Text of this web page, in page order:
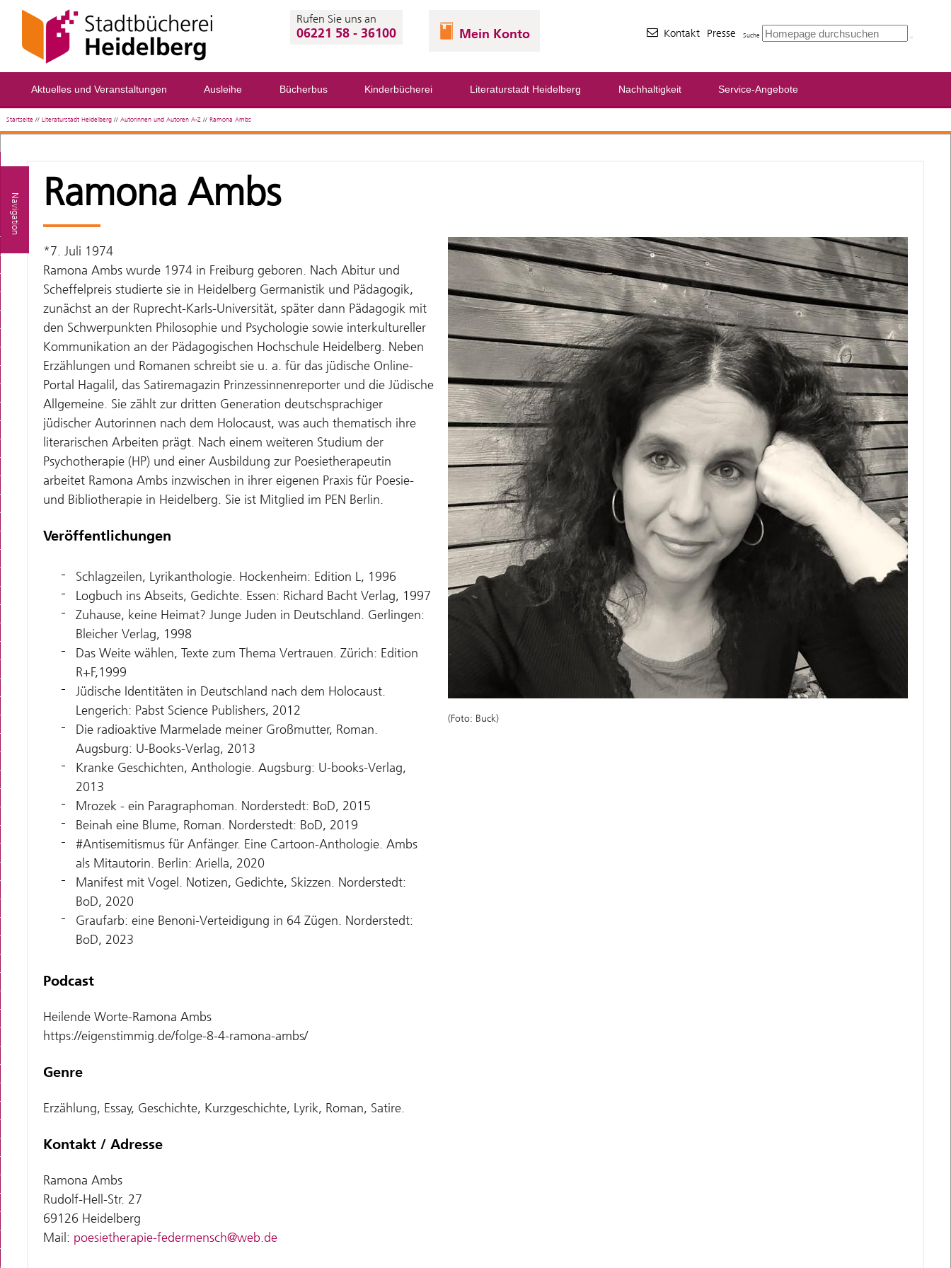
Rufen Sie uns an
06221 58 - 36100 Mein Konto Kontakt Presse Suche
Aktuelles und Veranstaltungen Ausleihe Bücherbus Kinderbücherei Literaturstadt Heidelberg Nachhaltigkeit Service-Angebote
Startseite //Literaturstadt Heidelberg //Autorinnen und Autoren A-Z //Ramona Ambs
Navigation Ramona Ambs
(Foto: Buck)
*7. Juli 1974
Ramona Ambs wurde 1974 in Freiburg geboren. Nach Abitur und
Scheffelpreis studierte sie in Heidelberg Germanistik und Pädagogik,
zunächst an der Ruprecht-Karls-Universität, später dann Pädagogik mit
den Schwerpunkten Philosophie und Psychologie sowie interkultureller
Kommunikation an der Pädagogischen Hochschule Heidelberg. Neben
Erzählungen und Romanen schreibt sie u. a. für das jüdische Online-
Portal Hagalil, das Satiremagazin Prinzessinnenreporter und die Jüdische
Allgemeine. Sie zählt zur dritten Generation deutschsprachiger
jüdischer Autorinnen nach dem Holocaust, was auch thematisch ihre
literarischen Arbeiten prägt. Nach einem weiteren Studium der
Psychotherapie (HP) und einer Ausbildung zur Poesietherapeutin
arbeitet Ramona Ambs inzwischen in ihrer eigenen Praxis für Poesie-
und Bibliotherapie in Heidelberg. Sie ist Mitglied im PEN Berlin.
Veröffentlichungen
Schlagzeilen, Lyrikanthologie. Hockenheim: Edition L, 1996
Logbuch ins Abseits, Gedichte. Essen: Richard Bacht Verlag, 1997
Zuhause, keine Heimat? Junge Juden in Deutschland. Gerlingen:
Bleicher Verlag, 1998
Das Weite wählen, Texte zum Thema Vertrauen. Zürich: Edition
R+F,1999
Jüdische Identitäten in Deutschland nach dem Holocaust.
Lengerich: Pabst Science Publishers, 2012
Die radioaktive Marmelade meiner Großmutter, Roman.
Augsburg: U-Books-Verlag, 2013
Kranke Geschichten, Anthologie. Augsburg: U-books-Verlag,
2013
Mrozek - ein Paragraphoman. Norderstedt: BoD, 2015
Beinah eine Blume, Roman. Norderstedt: BoD, 2019
#Antisemitismus für Anfänger. Eine Cartoon-Anthologie. Ambs
als Mitautorin. Berlin: Ariella, 2020
Manifest mit Vogel. Notizen, Gedichte, Skizzen. Norderstedt:
BoD, 2020
Graufarb: eine Benoni-Verteidigung in 64 Zügen. Norderstedt:
BoD, 2023
Podcast
Heilende Worte-Ramona Ambs
https://eigenstimmig.de/folge-8-4-ramona-ambs/
Genre
Erzählung, Essay, Geschichte, Kurzgeschichte, Lyrik, Roman, Satire.
Kontakt / Adresse
Ramona Ambs
Rudolf-Hell-Str. 27
69126 Heidelberg
Mail: poesietherapie-federmensch@web.de